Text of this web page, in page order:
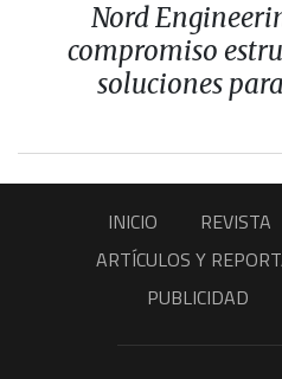
Nord
compromiso
soluciones
INICIO REVISTA
ARTÍCULOS Y
PUBLICIDAD